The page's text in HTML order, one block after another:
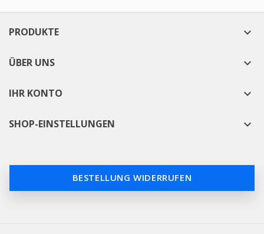
PRODUKTE 
ÜBER UNS 
IHR KONTO 
SHOP-EINSTELLUNGEN 
BESTELLUNG WIDERRUFEN